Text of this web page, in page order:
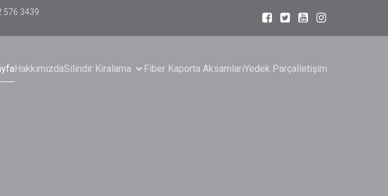
576 3439
HakkımızdaSilindir Kiralama Fiber Kaporta AksamlarıYedek Parçaİletişim